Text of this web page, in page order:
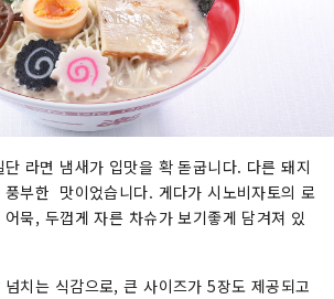
라면 냄새가 입맛을 확 돋굽니다. 다른 돼지
풍부한 맛이었습니다. 게다가 시노비자토의 로
묵, 두껍게 자른 차슈가 보기좋게 담겨져 있
치는 식감으로, 큰 사이즈가 5장도 제공되고